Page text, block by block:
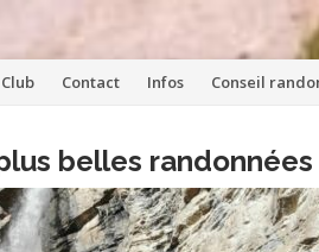
Contact Infos Conseil
belles